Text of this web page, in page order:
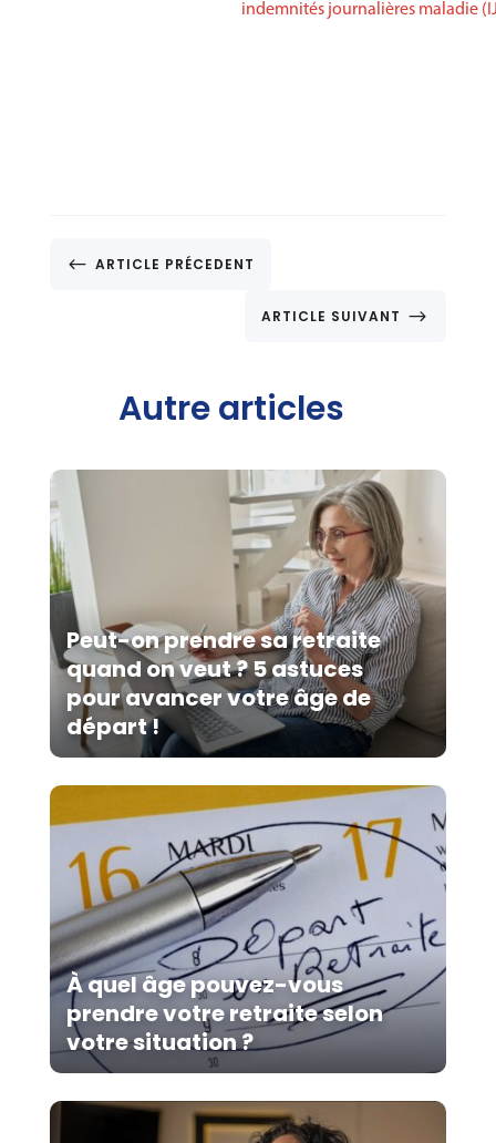
indemnités journalières maladie
# ARTICLE PRÉCEDENT
ARTICLE SUIVANT $
Autre articles
Peut-on prendre sa retraite
quand on veut ? 5 astuces
pour avancer votre âge de
départ !
À quel âge pouvez-vous
prendre votre retraite selon
votre situation ?